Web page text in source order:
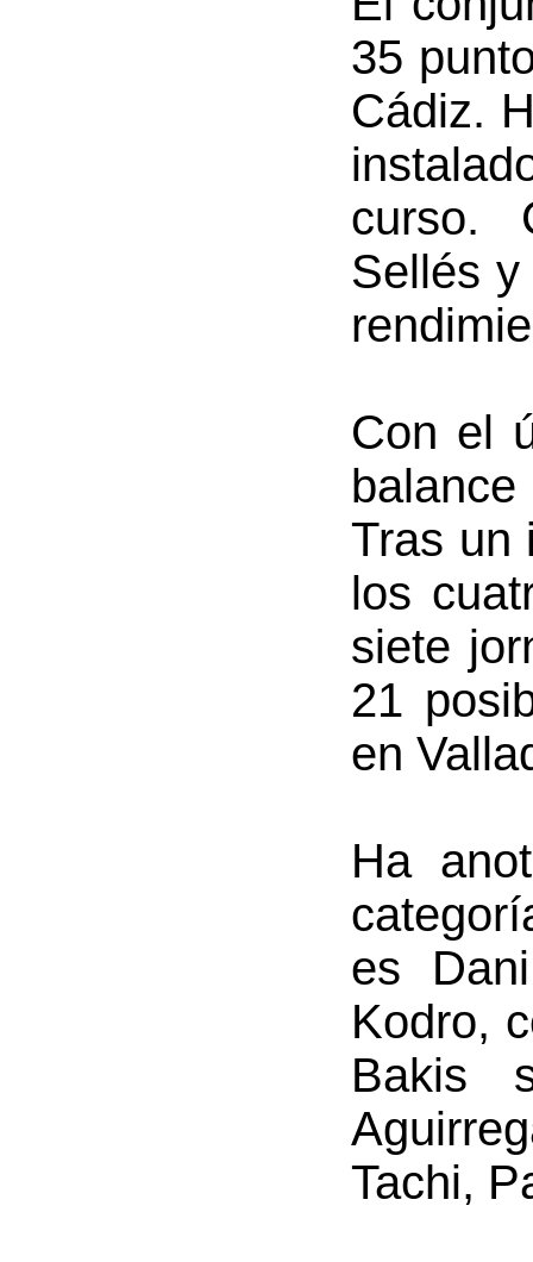
35
Cádiz.
curso.
Sellés
Con el
Tras un
los
siete
21
en
Ha
es
Kodro,
Bakis
Tachi,